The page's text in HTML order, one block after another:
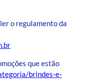
o regulamento da
que estão
brindes-e-